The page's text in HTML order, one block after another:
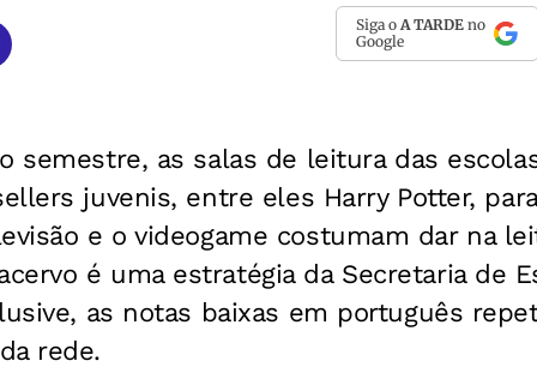
Siga o A TARDE no
Google
semestre, as salas de leitura das
juvenis, entre eles Harry Potter,
e o videogame costumam dar na
é uma estratégia da Secretaria de
as notas baixas em português
rede.